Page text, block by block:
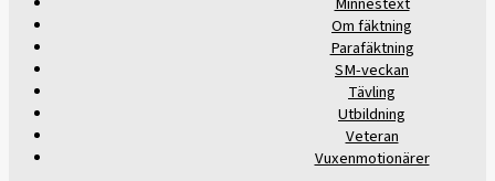
Om fäktning
Parafäktning
SM-veckan
Tävling
Utbildning
Veteran
Vuxenmotionärer